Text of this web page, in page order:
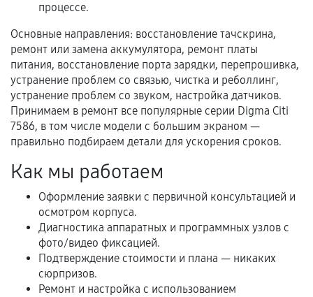
условия продления согласовываются отдельно и
Когда гарантия не действует
Нарушение правил эксплуатации,
механические повреждения, попадание влаги,
перегрев, коррозия.
Самостоятельный ремонт или вмешательство
третьих лиц.
Естественный износ деталей, если иное не
предусмотрено отдельно.
Обращение после окончания гарантийного
срока.
Программные сбои, если это не указано в
процессе.
Основные направления: восстановление тачскрина,
ремонт или замена аккумулятора, ремонт платы
питания, восстановление порта зарядки, перепрошивка,
устранение проблем со связью, чистка и реболлинг,
устранение проблем со звуком, настройка датчиков.
Принимаем в ремонт все популярные серии Digma Citi
7586, в том числе модели с большим экраном —
правильно подбираем детали для ускорения сроков.
Как мы работаем
Оформление заявки с первичной консультацией и
осмотром корпуса.
Диагностика аппаратных и программных узлов с
фото/видео фиксацией.
Подтверждение стоимости и плана — никаких
сюрпризов.
Ремонт и настройка с использованием